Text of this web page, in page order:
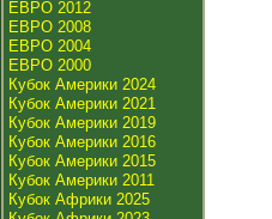
ЕВРО 2012
ЕВРО 2008
ЕВРО 2004
ЕВРО 2000
Кубок Америки 2024
Кубок Америки 2021
Кубок Америки 2019
Кубок Америки 2016
Кубок Америки 2015
Кубок Америки 2011
Кубок Африки 2025